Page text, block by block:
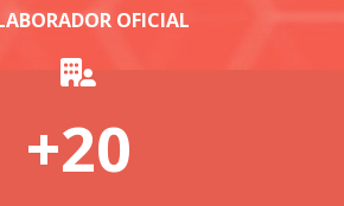
OFICIAL
+20